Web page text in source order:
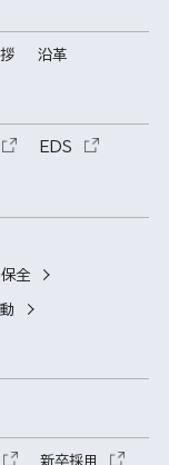
沿革
EDS
全
新卒採用